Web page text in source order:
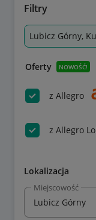
Filtry
Lubicz Górny,
Oferty NOWOŚĆ!
z Allegro
z Allegro
Lokalizacja
Miejscowość